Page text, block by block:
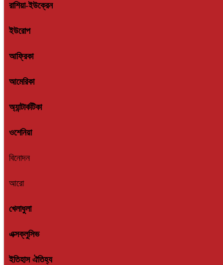
রাশিয়া-ইউক্রেন
ইউরোপ
আফ্রিকা
আমেরিকা
অ্যান্টার্কটিকা
ওশেনিয়া
বিনোদন
আরো
খেলাধুলা
এক্সক্লুসিভ
ইতিহাস ঐতিহ্য